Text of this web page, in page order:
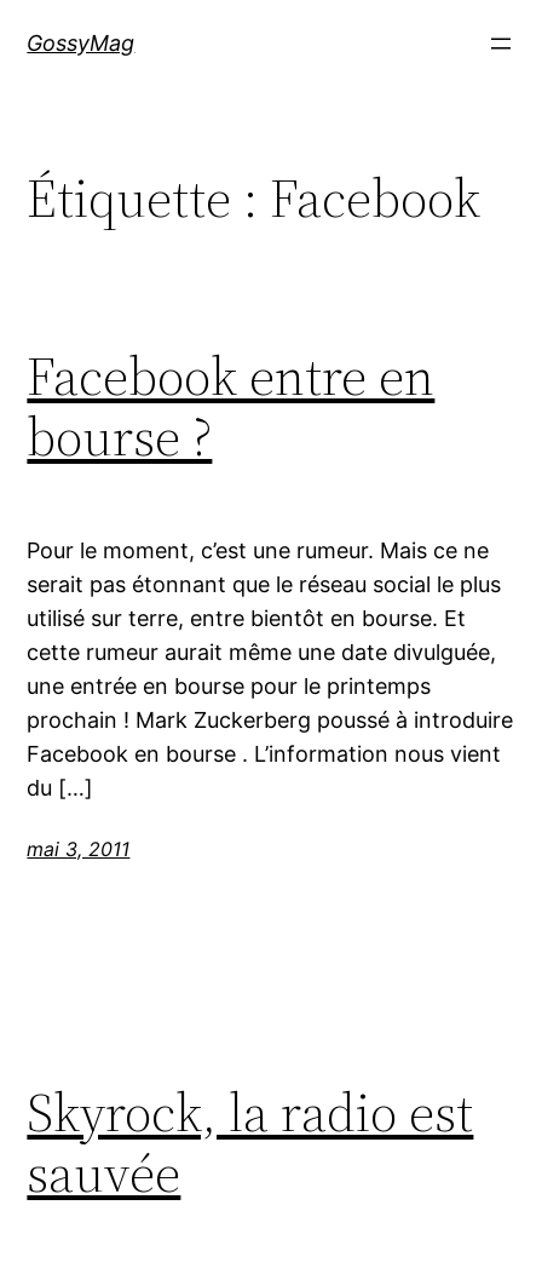
GossyMag
Étiquette : Facebook
Facebook entre en
bourse ?
Pour le moment, c’est une rumeur. Mais ce ne
serait pas étonnant que le réseau social le plus
utilisé sur terre, entre bientôt en bourse. Et
cette rumeur aurait même une date divulguée,
une entrée en bourse pour le printemps
prochain ! Mark Zuckerberg poussé à introduire
Facebook en bourse . L’information nous vient
du […]
mai 3, 2011
Skyrock, la radio est
sauvée